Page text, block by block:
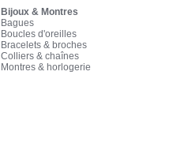
Bijoux & Montres
Bagues
Boucles d'oreilles
Bracelets & broches
Colliers & chaînes
Montres & horlogerie